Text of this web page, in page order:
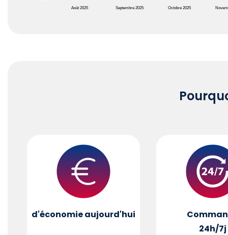
Août 2025 Septembre 2025 Octobre 2025
d'économie aujourd'hui
24h/7j